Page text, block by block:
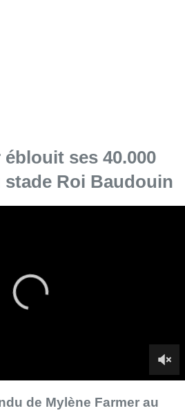
ses 40.000
stade Roi Baudouin
franco-canadienne a offert un show
tubes, comme “Désenchantée”,